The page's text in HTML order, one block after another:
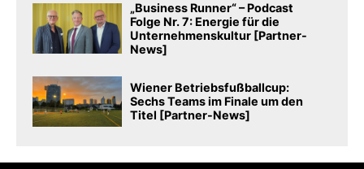
„Business Runner“ – Podcast
Folge Nr. 7: Energie für die
Unternehmenskultur [Partner-
News]
Wiener Betriebsfußballcup:
Sechs Teams im Finale um den
Titel [Partner-News]